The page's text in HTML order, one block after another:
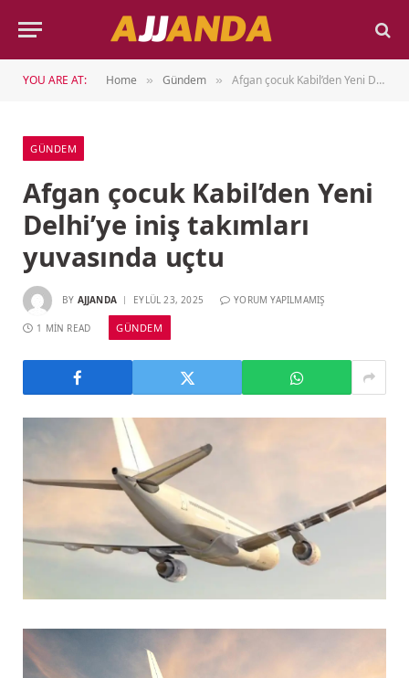
YOU ARE AT: Home » Gündem » Afgan çocuk Kabil’den Yeni Delhi’ye iniş takımları yuvasında uçtu
GÜNDEM
Afgan çocuk Kabil’den Yeni
Delhi’ye iniş takımları
yuvasında uçtu
BY AJJANDA EYLÜL 23, 2025 YORUM YAPILMAMIŞ
1 MIN READ GÜNDEM